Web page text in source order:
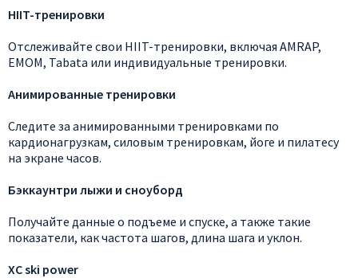
HIIT-тренировки
Отслеживайте свои HIIT-тренировки, включая AMRAP,
EMOM, Tabata или индивидуальные тренировки.
Анимированные тренировки
Следите за анимированными тренировками по
кардионагрузкам, силовым тренировкам, йоге и пилатесу
на экране часов.
Бэккаунтри лыжи и сноуборд
Получайте данные о подъеме и спуске, а также такие
показатели, как частота шагов, длина шага и уклон.
XC ski power